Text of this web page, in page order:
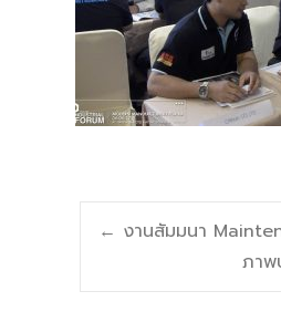
Post
← งานสัมมนา
ภาพ